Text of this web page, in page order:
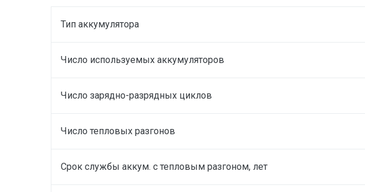
Тип аккумулятора
Число используемых аккумуляторов
Число зарядно-разрядных циклов
Число тепловых разгонов
Срок службы аккум. с тепловым разгоном, лет